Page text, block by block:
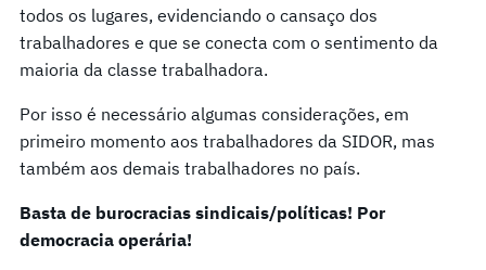
todos os lugares, evidenciando o cansaço dos
trabalhadores e que se conecta com o sentimento da
maioria da classe trabalhadora.
Por isso é necessário algumas considerações, em
primeiro momento aos trabalhadores da SIDOR, mas
também aos demais trabalhadores no país.
Basta de burocracias sindicais/políticas! Por
democracia operária!